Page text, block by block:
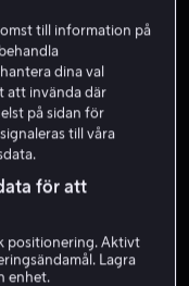
till information på
dina val
att invända där
på sidan för
till våra
för att
positionering. Aktivt
Lagra
enhet.